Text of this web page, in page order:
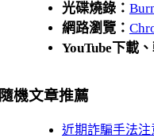
光碟燒錄：
網路瀏覽：
YouTube下載
隨機文章推薦
近期詐騙手法